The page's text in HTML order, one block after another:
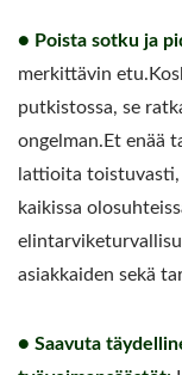
● Poista sotku ja
merkittävin
putkistossa, se
ongelman.Et enää
lattioita
kaikissa
asiakkaiden sekä
● Saavuta